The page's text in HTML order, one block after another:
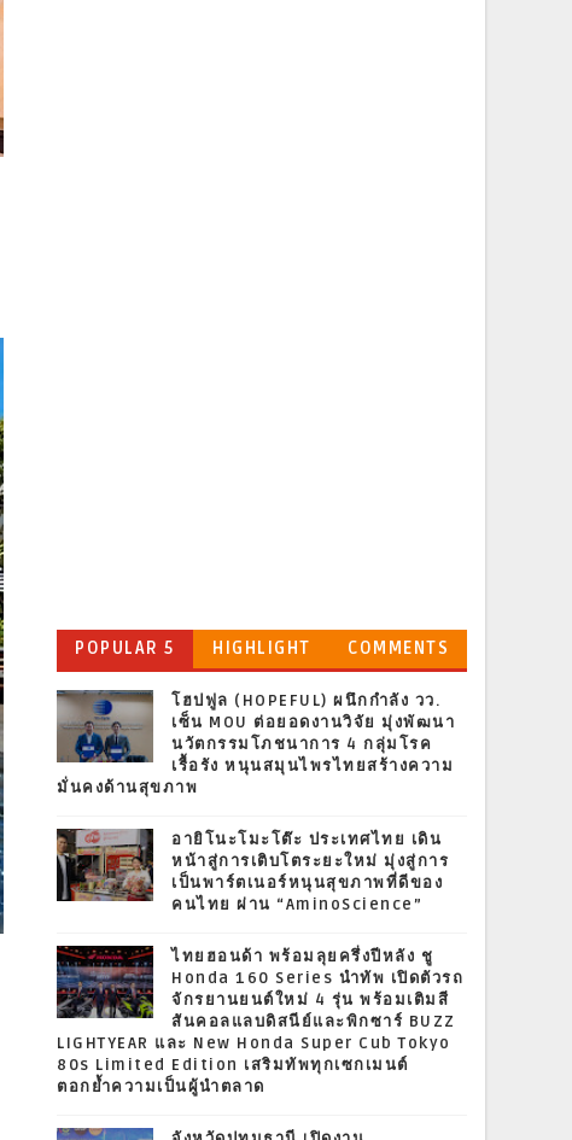
POPULAR 5 HIGHLIGHT COMMENTS
โฮปฟูล (HOPEFUL) ผนึกกำลัง วว.
เซ็น MOU ต่อยอดงานวิจัย มุ่งพัฒนา
นวัตกรรมโภชนาการ 4 กลุ่มโรค
เรื้อรัง หนุนสมุนไพรไทยสร้างความ
มั่นคงด้านสุขภาพ
อายิโนะโมะโต๊ะ ประเทศไทย เดิน
หน้าสู่การเติบโตระยะใหม่ มุ่งสู่การ
เป็นพาร์ตเนอร์หนุนสุขภาพที่ดีของ
คนไทย ผ่าน “AminoScience”
ไทยฮอนด้า พร้อมลุยครึ่งปีหลัง ชู
Honda 160 Series นำทัพ เปิดตัวรถ
จักรยานยนต์ใหม่ 4 รุ่น พร้อมเติมสี
สันคอลแลบดิสนีย์และพิกซาร์ BUZZ
LIGHTYEAR และ New Honda Super Cub Tokyo
80s Limited Edition เสริมทัพทุกเซกเมนต์
ตอกย้ำความเป็นผู้นำตลาด